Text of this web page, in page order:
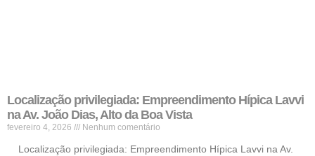
Localização privilegiada: Empreendimento Hípica Lavvi
na Av. João Dias, Alto da Boa Vista
fevereiro 4, 2026 Nenhum comentário
Localização privilegiada: Empreendimento Hípica Lavvi na Av.